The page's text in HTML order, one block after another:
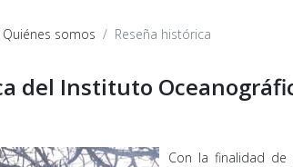
Quiénes somos Reseña histórica
del Instituto
Con la finalidad de